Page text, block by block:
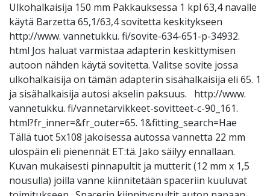
Ulkohalkaisija 150 mm Pakkauksessa 1 kpl 63,4 navalle
käytä Barzetta 65,1/63,4 sovitetta keskitykseen
http://www. vannetukku. fi/sovite-634-651-p-34932.
html Jos haluat varmistaa adapterin keskittymisen
autoon nähden käytä sovitetta. Valitse sovite jossa
ulkohalkaisija on tämän adapterin sisähalkaisija eli 65. 1
ja sisähalkaisija autosi akselin paksuus. http://www.
vannetukku. fi/vannetarvikkeet-sovitteet-c-90_161.
html?fr_inner=&fr_outer=65. 1&fitting_search=Hae
Tällä tuot 5x108 jakoisessa autossa vannetta 22 mm
ulospäin eli pienennät ET:tä. Jako säilyy ennallaan.
Kuvan mukaisesti pinnapultit ja mutterit (12 mm x 1,5
nousulla) joilla vanne kiinnitetään spaceriin kuuluvat